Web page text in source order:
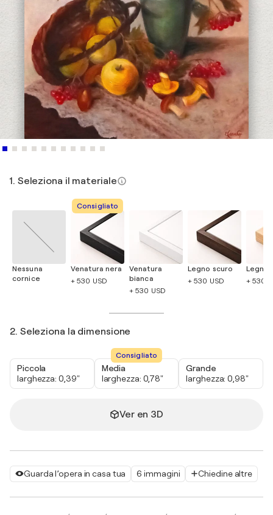
Guarda l’opera in casa tua 6 immagini Chiedine altre
1. Seleziona il materiale
Nessuna
cornice
Consigliato
Venatura nera
+ 530 USD
Venatura
bianca
+ 530 USD
Legno scuro
+ 530 USD
Legno
+ 530
2. Seleziona la dimensione
Piccola
larghezza: 0,39"
Consigliato
Media
larghezza: 0,78"
Grande
larghezza: 0,98"
Ver en 3D